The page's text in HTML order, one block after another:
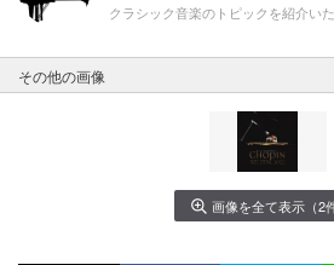
クラシック音楽のトピックを紹介いた
その他の画像
画像を全て表示（2